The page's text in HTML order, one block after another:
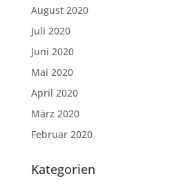
August 2020
Juli 2020
Juni 2020
Mai 2020
April 2020
März 2020
Februar 2020
Kategorien